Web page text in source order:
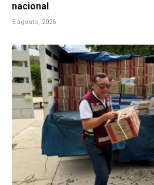
nacional
5 agosto, 2026